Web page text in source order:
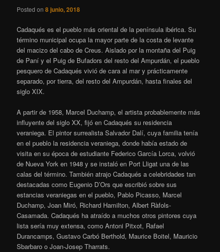
Posted on8 junio, 2018
Cadaqués es el pueblo más oriental de la península ibérica. Su
término municipal ocupa la mayor parte de la costa de levante
del macizo del cabo de Creus. Aislado por la montaña del Puig
de Paní y el Puig de Bufadors del resto del Ampurdán, el pueblo
pesquero de Cadaqués vivió de cara al mar y prácticamente
separado, por tierra, del resto del Ampurdán, hasta finales del
siglo XIX.
A partir de 1958, Marcel Duchamp, el artista probablemente más
influyente del siglo XX, fijó en Cadaqués su residencia
veraniega. El pintor surrealista Salvador Dalí, cuya familia tenía
en el pueblo la residencia veraniega, donde había estado de
visita en su época de estudiante Federico García Lorca, volvió
de Nueva York en 1948 y se instaló en Port Lligat una de las
calas del término. También atrajo Cadaqués a celebridades tan
destacadas como Eugenio D’Ors que escribió sobre sus
estancias veraniegas​ en el pueblo, Pablo Picasso, Marcel
Duchamp, Joan Miró, Richard Hamilton, Albert Ràfols-
Casamada. Cadaqués ha atraído a muchos otros pintores cuya
lista sería muy extensa, como Antoni Pitxot, Rafael
Durancamps, Gustavo Carbó Berthold, Maurice Boitel, Mauricio
Sbarbaro o Joan-Josep Tharrats.